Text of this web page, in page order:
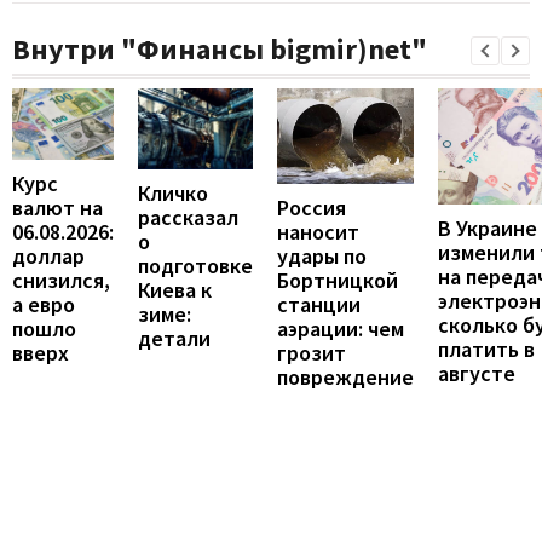
Внутри "Финансы bigmir)net"
Курс
валют на
06.08.2026:
доллар
снизился,
а евро
пошло
вверх
Кличко
рассказал
о
подготовке
Киева к
зиме:
детали
Россия
наносит
удары по
Бортницкой
станции
аэрации: чем
грозит
повреждение
В Украине
на
сколько
платить в
августе